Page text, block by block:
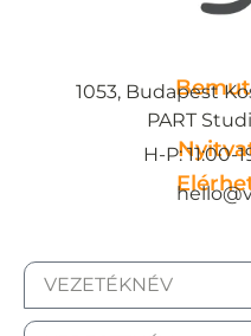
1053, Budapest
PART
H-P: 11:00-